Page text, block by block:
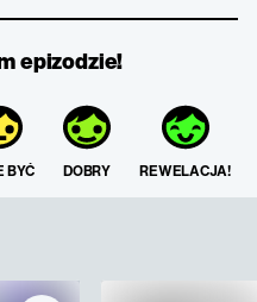
epizodzie!
BYĆ DOBRY REWELACJA!